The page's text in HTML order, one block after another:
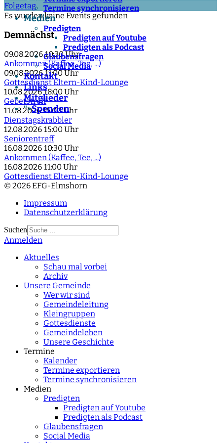
Termine synchronisieren
Medien
Predigten
Predigten auf Youtube
Predigten als Podcast
Glaubensfragen
Social Media
Kontakt
Links
Mitglieder
">Spenden
Folgetag
Es wurden keine Events gefunden
Demnächst
09.08.2026 10:30 Uhr
Ankommen (Kaffee, Tee, ...)
09.08.2026 11:00 Uhr
Gottesdienst Eltern-Kind-Lounge
10.08.2026 18:00 Uhr
Gebetstreff
11.08.2026 15:00 Uhr
Dienstagskrabbler
12.08.2026 15:00 Uhr
Seniorentreff
16.08.2026 10:30 Uhr
Ankommen (Kaffee, Tee, ...)
16.08.2026 11:00 Uhr
Gottesdienst Eltern-Kind-Lounge
© 2026 EFG-Elmshorn
Impressum
Datenschutzerklärung
Suchen
Type 2 or more
Anmelden
Aktuelles
Schau mal vorbei
Archiv
Unsere Gemeinde
Wer wir sind
Gemeindeleitung
Kleingruppen
Gottesdienste
Gemeindeleben
Unsere Geschichte
Termine
Kalender
Termine exportieren
Termine synchronisieren
Medien
Predigten
Predigten auf Youtube
Predigten als Podcast
Glaubensfragen
Social Media